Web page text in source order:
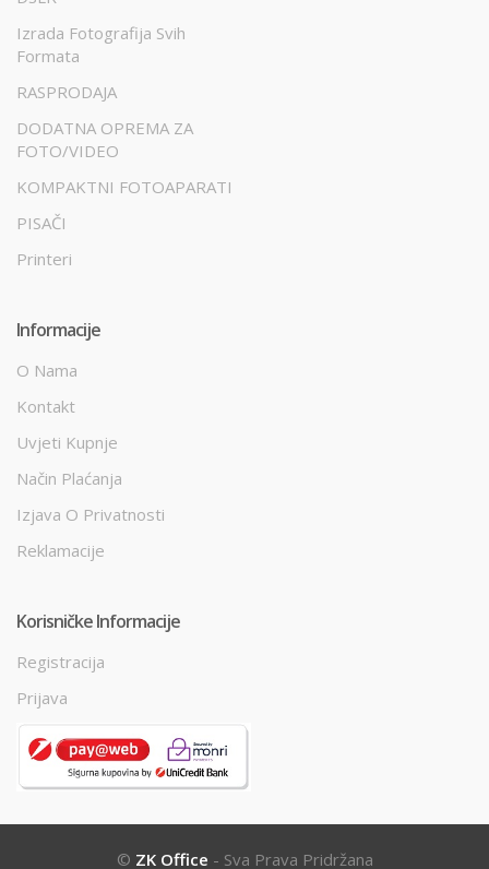
Izrada Fotografija Svih
Formata
RASPRODAJA
DODATNA OPREMA ZA
FOTO/VIDEO
KOMPAKTNI FOTOAPARATI
PISAČI
Printeri
Informacije
O Nama
Kontakt
Uvjeti Kupnje
Način Plaćanja
Izjava O Privatnosti
Reklamacije
Korisničke Informacije
Registracija
Prijava
© ZK Office - Sva Prava Pridržana